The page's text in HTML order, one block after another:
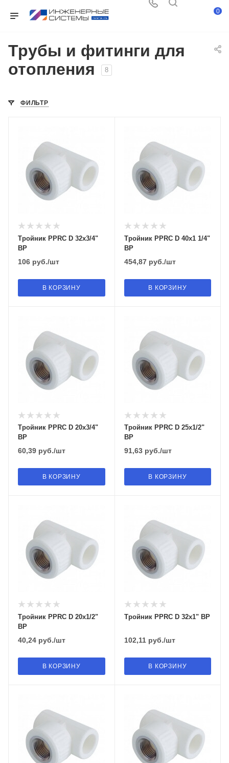
0
Трубы и фитинги для
отопления
8
ФИЛЬТР
Тройник PPRC D 32х3/4"
ВР
106 руб./шт
В КОРЗИНУ
Тройник PPRC D 40х1 1/4"
ВР
454,87руб./шт
В КОРЗИНУ
Тройник PPRC D 20х3/4"
ВР
60,39 руб./шт
В КОРЗИНУ
Тройник PPRC D 25х1/2"
ВР
91,63руб./шт
В КОРЗИНУ
Тройник PPRC D 20х1/2"
ВР
40,24 руб./шт
В КОРЗИНУ
Тройник PPRC D 32х1" ВР
102,11руб./шт
В КОРЗИНУ